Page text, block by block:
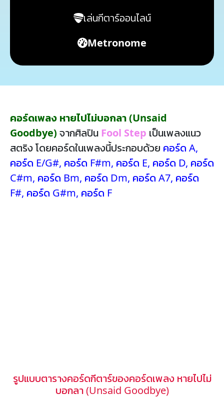
เล่นกีตาร์ออนไลน์
Metronome
คอร์ดเพลง หายไปไม่บอกลา (Unsaid
Goodbye) จากศิลปิน Fool Step เป็นเพลงแนว
สตริง โดยคอร์ดในเพลงนี้ประกอบด้วย คอร์ด A,
คอร์ด E/G#, คอร์ด F#m, คอร์ด E, คอร์ด D, คอร์ด
C#m, คอร์ด Bm, คอร์ด Dm, คอร์ด A7, คอร์ด
F#, คอร์ด G#m, คอร์ด F
รูปแบบตารางคอร์ดกีตาร์ของคอร์ดเพลง หายไปไม่
บอกลา (Unsaid Goodbye)